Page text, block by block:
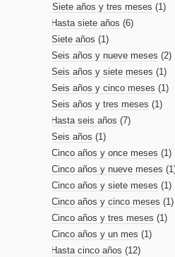
Siete años y tres meses (1)
Hasta siete años (6)
Siete años (1)
Seis años y nueve meses (2)
Seis años y siete meses (1)
Seis años y cinco meses (1)
Seis años y tres meses (1)
Hasta seis años (7)
Seis años (1)
Cinco años y once meses (1)
Cinco años y nueve meses
Cinco años y siete meses (1)
Cinco años y cinco meses (1)
Cinco años y tres meses (1)
Cinco años y un mes (1)
Hasta cinco años (12)